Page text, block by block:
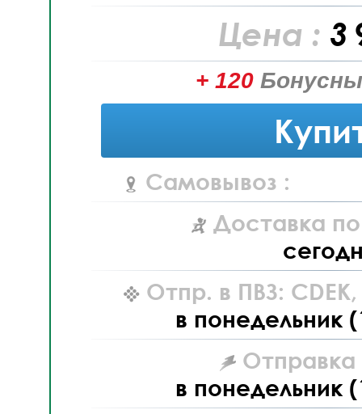
Цена : 3
+ 120
Самовывоз :
Доставка
Отпр. в ПВЗ: CDEK,
в понедельник
Отправка
в понедельник